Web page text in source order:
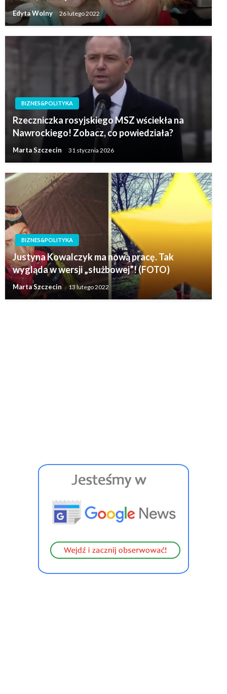
Edyta Wolny 26 lutego 2022
BIZNES&POLITYKA
Rzeczniczka rosyjskiego MSZ wściekła na
Nawrockiego! Zobacz, co powiedziała?
Marta Szczecin 31 stycznia 2026
BIZNES&POLITYKA
Justyna Kowalczyk ma nową pracę. Tak
wygląda w wersji „służbowej”! (FOTO)
Marta Szczecin 13 lutego 2022